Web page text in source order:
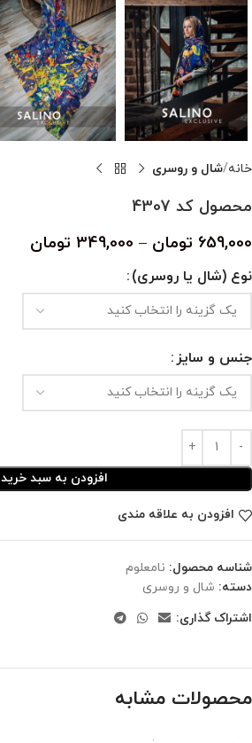
خانه شال و روسری
محصول کد 4307
659,000 تومان –
349,000 تومان
نوع (شال یا روسری)
جنس و سایز
افزودن به سبد خرید
افزودن به علاقه مندی
شناسه محصول: نامعلوم
دسته: شال و روسری
اشتراک گذاری:
محصولات مشابه